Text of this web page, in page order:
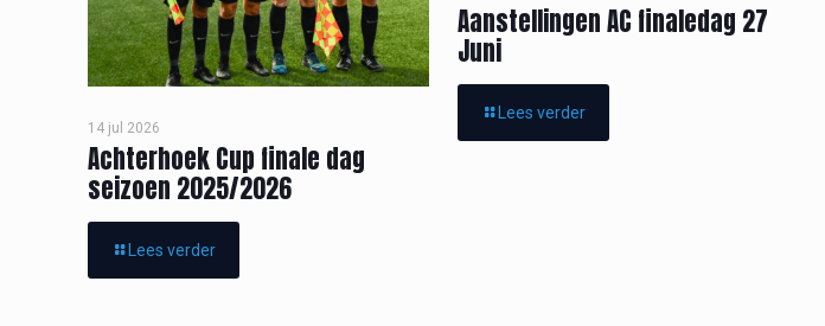
14 jul 2026
Achterhoek Cup finale dag
seizoen 2025/2026
Lees verder
Aanstellingen AC finaledag 27
Juni
Lees verder